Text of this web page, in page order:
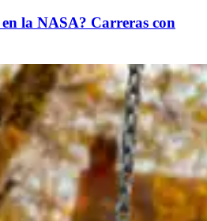
la NASA? Carreras con